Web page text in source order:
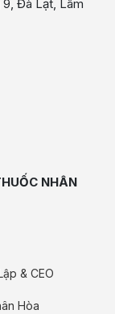
9, Đà Lạt, Lâm
NHÂN
& CEO
Hòa